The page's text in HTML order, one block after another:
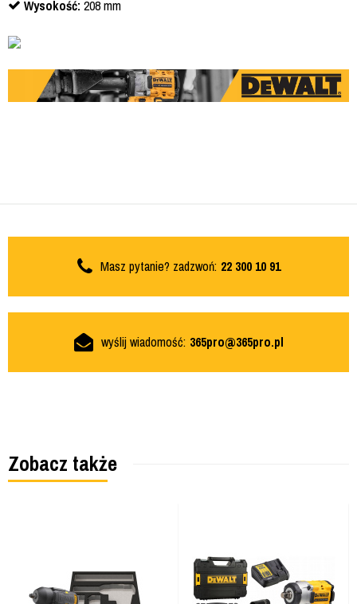
Wysokość: 208 mm
Masz pytanie? zadzwoń: 22 300 10 91
wyślij wiadomość: 365pro@365pro.pl
Zobacz także